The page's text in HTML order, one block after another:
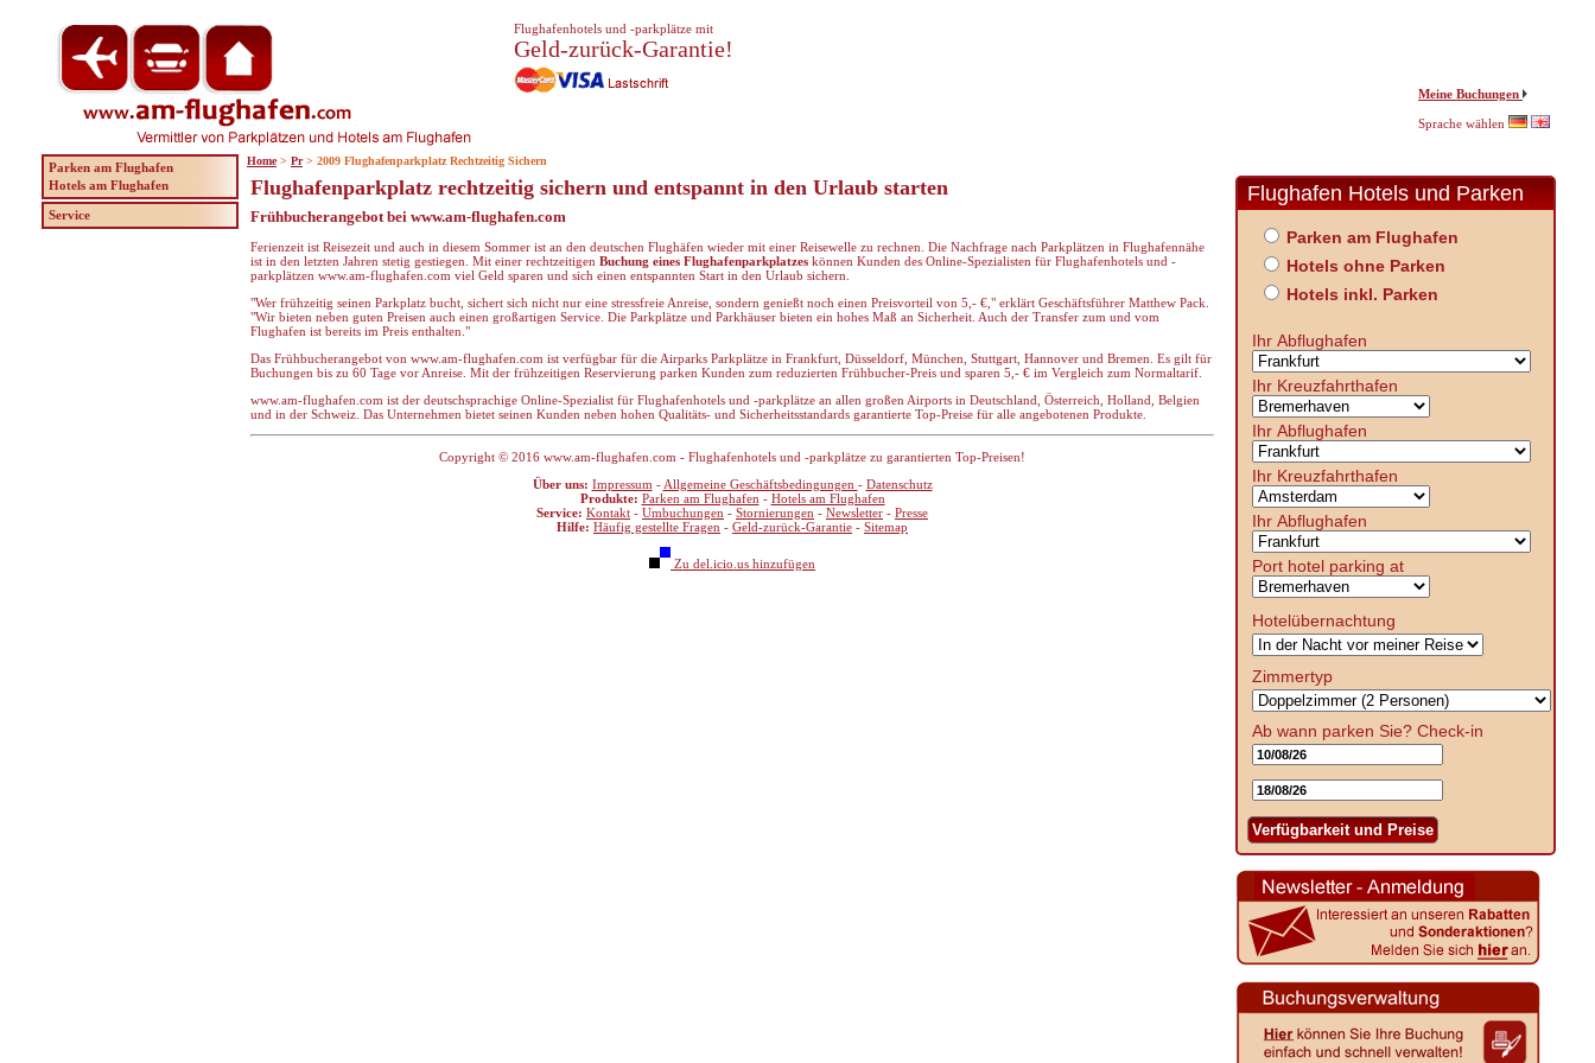
Flughafenparkplatz rechtzeitig sichern und entspannt in den Urlaub starten
Frühbucherangebot bei www.am-flughafen.com
Ferienzeit ist Reisezeit und auch in diesem Sommer ist an den deutschen Flughäfen wieder mit einer Reisewelle zu rechnen. Die Nachfrage nach Parkplätzen in Flughafennähe
ist in den letzten Jahren stetig gestiegen. Mit einer rechtzeitigen Buchung eines Flughafenparkplatzes können Kunden des Online-Spezialisten für Flughafenhotels und -
parkplätzen www.am-flughafen.com viel Geld sparen und sich einen entspannten Start in den Urlaub sichern.
"Wer frühzeitig seinen Parkplatz bucht, sichert sich nicht nur eine stressfreie Anreise, sondern genießt noch einen Preisvorteil von 5,- €," erklärt Geschäftsführer Matthew Pack.
"Wir bieten neben guten Preisen auch einen großartigen Service. Die Parkplätze und Parkhäuser bieten ein hohes Maß an Sicherheit. Auch der Transfer zum und vom
Flughafen ist bereits im Preis enthalten."
Das Frühbucherangebot von www.am-flughafen.com ist verfügbar für die Airparks Parkplätze in Frankfurt, Düsseldorf, München, Stuttgart, Hannover und Bremen. Es gilt für
Buchungen bis zu 60 Tage vor Anreise. Mit der frühzeitigen Reservierung parken Kunden zum reduzierten Frühbucher-Preis und sparen 5,- € im Vergleich zum Normaltarif.
www.am-flughafen.com ist der deutschsprachige Online-Spezialist für Flughafenhotels und -parkplätze an allen großen Airports in Deutschland, Österreich, Holland, Belgien
und in der Schweiz. Das Unternehmen bietet seinen Kunden neben hohen Qualitäts- und Sicherheitsstandards garantierte Top-Preise für alle angebotenen Produkte.
Copyright © 2016 www.am-flughafen.com - Flughafenhotels und -parkplätze zu garantierten Top-Preisen!
Über uns: Impressum - Allgemeine Geschäftsbedingungen - Datenschutz
Produkte: Parken am Flughafen - Hotels am Flughafen
Service: Kontakt - Umbuchungen - Stornierungen - Newsletter - Presse
Hilfe: Häufig gestellte Fragen - Geld-zurück-Garantie - Sitemap
Zu del.icio.us hinzufügen
Meine Buchungen
Sprache wählen
Parken am Flughafen
Hotels am Flughafen
Service
Flughafen Hotels und Parken
Parken am Flughafen
Hotels ohne Parken
Hotels inkl. Parken
Ihr Abflughafen
Ihr Kreuzfahrthafen
Ihr Abflughafen
Ihr Kreuzfahrthafen
Ihr Abflughafen
Port hotel parking at
Hotelübernachtung
Zimmertyp
Ab wann parken Sie? Check-in
Verfügbarkeit und Preise
Flughafenhotels und -parkplätze mit
Geld-zurück-Garantie!
Home > Pr > 2009 Flughafenparkplatz Rechtzeitig Sichern